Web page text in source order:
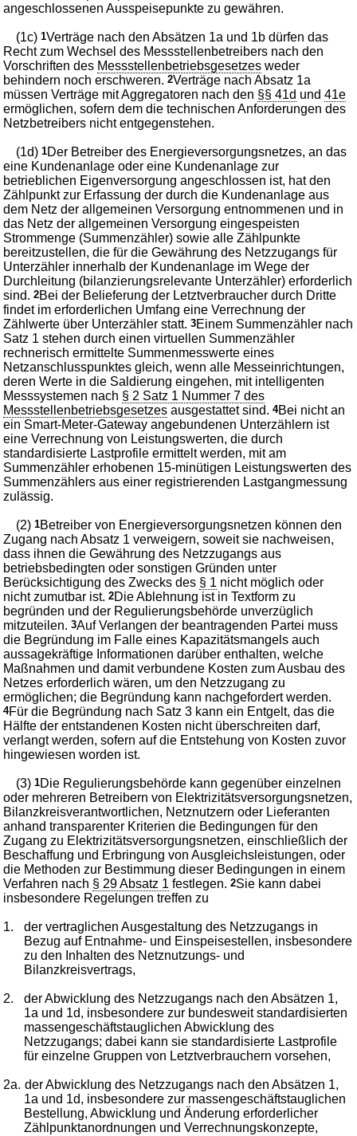
angeschlossenen Ausspeisepunkte zu gewähren.
(1c)1Verträge nach den Absätzen 1a und 1b dürfen das
Recht zum Wechsel des Messstellenbetreibers nach den
Vorschriften des Messstellenbetriebsgesetzes weder
behindern noch erschweren.2Verträge nach Absatz 1a
müssen Verträge mit Aggregatoren nach den §§ 41d und41e
ermöglichen, sofern dem die technischen Anforderungen des
Netzbetreibers nicht entgegenstehen.
(1d)1Der Betreiber des Energieversorgungsnetzes, an das
eine Kundenanlage oder eine Kundenanlage zur
betrieblichen Eigenversorgung angeschlossen ist, hat den
Zählpunkt zur Erfassung der durch die Kundenanlage aus
dem Netz der allgemeinen Versorgung entnommenen und in
das Netz der allgemeinen Versorgung eingespeisten
Strommenge (Summenzähler) sowie alle Zählpunkte
bereitzustellen, die für die Gewährung des Netzzugangs für
Unterzähler innerhalb der Kundenanlage im Wege der
Durchleitung (bilanzierungsrelevante Unterzähler) erforderlich
sind.2Bei der Belieferung der Letztverbraucher durch Dritte
findet im erforderlichen Umfang eine Verrechnung der
Zählwerte über Unterzähler statt.3Einem Summenzähler nach
Satz 1 stehen durch einen virtuellen Summenzähler
rechnerisch ermittelte Summenmesswerte eines
Netzanschlusspunktes gleich, wenn alle Messeinrichtungen,
deren Werte in die Saldierung eingehen, mit intelligenten
Messsystemen nach § 2 Satz 1 Nummer 7 des
Messstellenbetriebsgesetzes ausgestattet sind.4Bei nicht an
ein Smart-Meter-Gateway angebundenen Unterzählern ist
eine Verrechnung von Leistungswerten, die durch
standardisierte Lastprofile ermittelt werden, mit am
Summenzähler erhobenen 15-minütigen Leistungswerten des
Summenzählers aus einer registrierenden Lastgangmessung
zulässig.
(2)1Betreiber von Energieversorgungsnetzen können den
Zugang nach Absatz 1 verweigern, soweit sie nachweisen,
dass ihnen die Gewährung des Netzzugangs aus
betriebsbedingten oder sonstigen Gründen unter
Berücksichtigung des Zwecks des § 1 nicht möglich oder
nicht zumutbar ist.2Die Ablehnung ist in Textform zu
begründen und der Regulierungsbehörde unverzüglich
mitzuteilen.3Auf Verlangen der beantragenden Partei muss
die Begründung im Falle eines Kapazitätsmangels auch
aussagekräftige Informationen darüber enthalten, welche
Maßnahmen und damit verbundene Kosten zum Ausbau des
Netzes erforderlich wären, um den Netzzugang zu
ermöglichen; die Begründung kann nachgefordert werden.
4Für die Begründung nach Satz 3 kann ein Entgelt, das die
Hälfte der entstandenen Kosten nicht überschreiten darf,
verlangt werden, sofern auf die Entstehung von Kosten zuvor
hingewiesen worden ist.
(3)1Die Regulierungsbehörde kann gegenüber einzelnen
oder mehreren Betreibern von Elektrizitätsversorgungsnetzen,
Bilanzkreisverantwortlichen, Netznutzern oder Lieferanten
anhand transparenter Kriterien die Bedingungen für den
Zugang zu Elektrizitätsversorgungsnetzen, einschließlich der
Beschaffung und Erbringung von Ausgleichsleistungen, oder
die Methoden zur Bestimmung dieser Bedingungen in einem
Verfahren nach § 29 Absatz 1 festlegen.2Sie kann dabei
insbesondere Regelungen treffen zu
1.
der vertraglichen Ausgestaltung des Netzzugangs in
Bezug auf Entnahme- und Einspeisestellen, insbesondere
zu den Inhalten des Netznutzungs- und
Bilanzkreisvertrags,
2.
der Abwicklung des Netzzugangs nach den Absätzen 1,
1a und 1d, insbesondere zur bundesweit standardisierten
massengeschäftstauglichen Abwicklung des
Netzzugangs; dabei kann sie standardisierte Lastprofile
für einzelne Gruppen von Letztverbrauchern vorsehen,
2a. der Abwicklung des Netzzugangs nach den Absätzen 1,
1a und 1d, insbesondere zur massengeschäftstauglichen
Bestellung, Abwicklung und Änderung erforderlicher
Zählpunktanordnungen und Verrechnungskonzepte,